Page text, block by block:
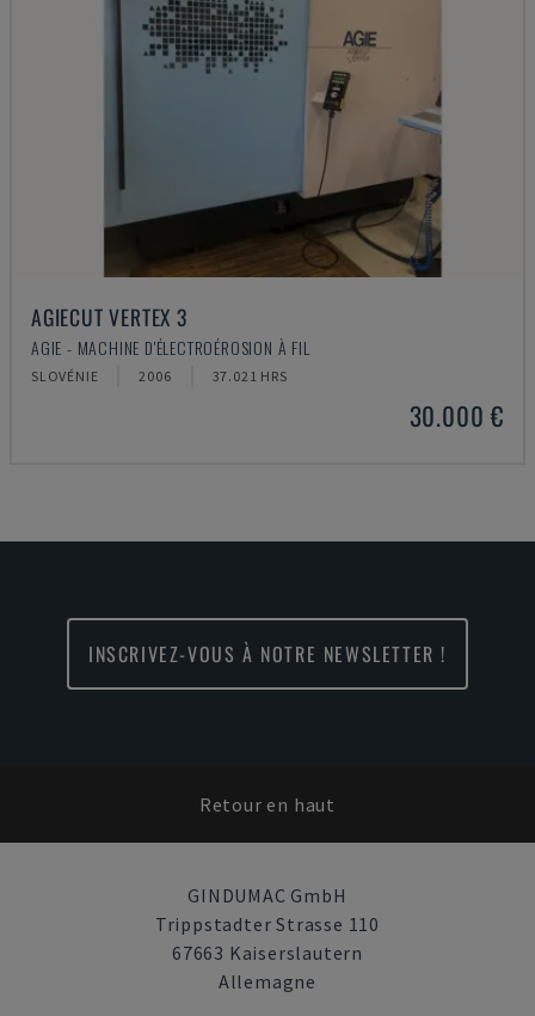
AGIECUT VERTEX 3
AGIE - MACHINE D'ÉLECTROÉROSION À FIL
SLOVÉNIE 2006 37.021 HRS
30.000 €
INSCRIVEZ-VOUS À NOTRE NEWSLETTER !
Retour en haut
GINDUMAC GmbH
Trippstadter Strasse 110
67663 Kaiserslautern
Allemagne